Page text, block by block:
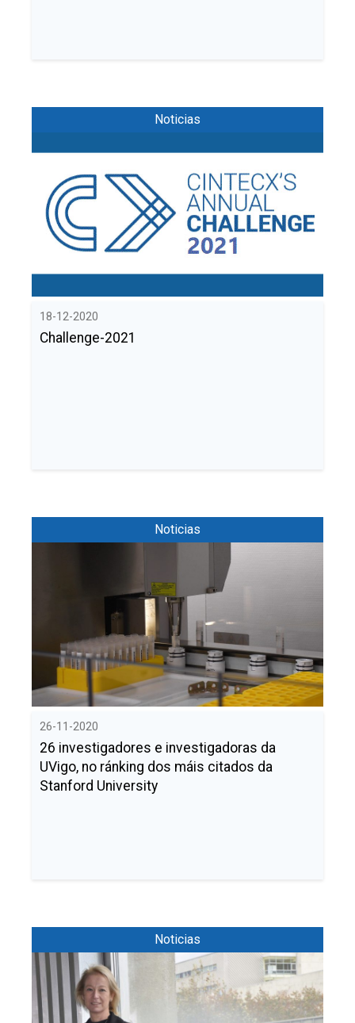
Noticias
18-12-2020
Challenge-2021
Noticias
26-11-2020
26 investigadores e investigadoras da
UVigo, no ránking dos máis citados da
Stanford University
Noticias